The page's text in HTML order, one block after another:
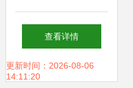
智能龙头细分名单
（建议收藏）
查看详情
更新时间：2026-08-06
14:11:20